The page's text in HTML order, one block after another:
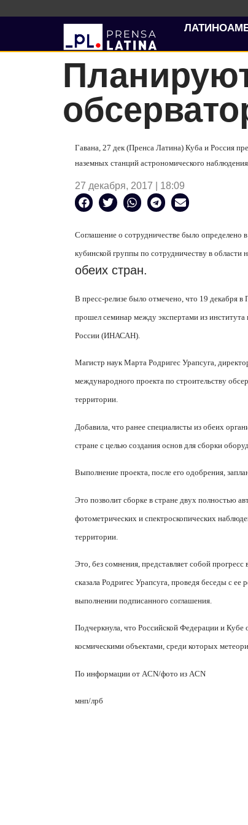
Гавана, 27 дек (Пренса Латина) Куба и Россия
наземных станций астрономического
27 декабря, 2017 | 18:09
Соглашение о сотрудничестве было определено
кубинской группы по сотрудничеству в
обеих стран.
В пресс-релизе было отмечено, что 19 декабря
прошел семинар между экспертами из
России (ИНАСАН).
Магистр наук Марта Родригес Урапсуга,
международного проекта по строительству
территории.
Добавила, что ранее специалисты из обеих
стране с целью создания основ для сборки
Выполнение проекта, после его одобрения,
Это позволит сборке в стране двух полностью
фотометрических и спектроскопических
территории.
Это, без сомнения, представляет собой
сказала Родригес Урапсуга, проведя беседы с
выполнении подписанного соглашения.
Подчеркнула, что Российской Федерации и Кубе
космическими объектами, среди которых
По информации от ACN/фото из ACN
мнп/лрб